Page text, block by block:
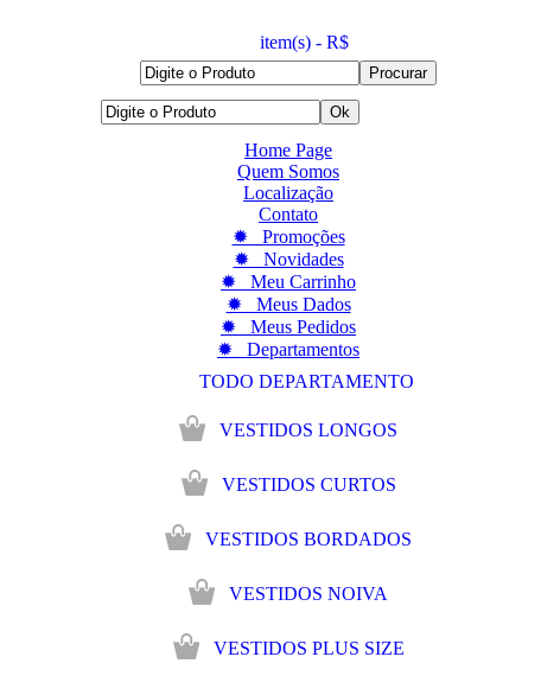
item(s) - R$
Home Page
Quem Somos
Localização
Contato
✹ Promoções
✹ Novidades
✹ Meu Carrinho
✹ Meus Dados
✹ Meus Pedidos
✹ Departamentos
TODO DEPARTAMENTO
VESTIDOS LONGOS
VESTIDOS CURTOS
VESTIDOS BORDADOS
VESTIDOS NOIVA
VESTIDOS PLUS SIZE